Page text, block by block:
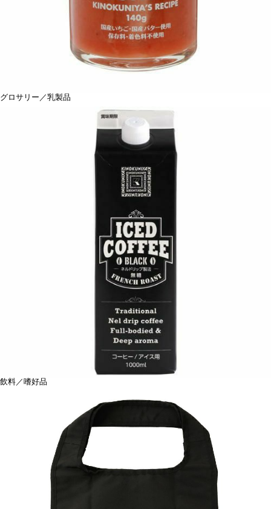
グロサリー／乳製品
飲料／嗜好品